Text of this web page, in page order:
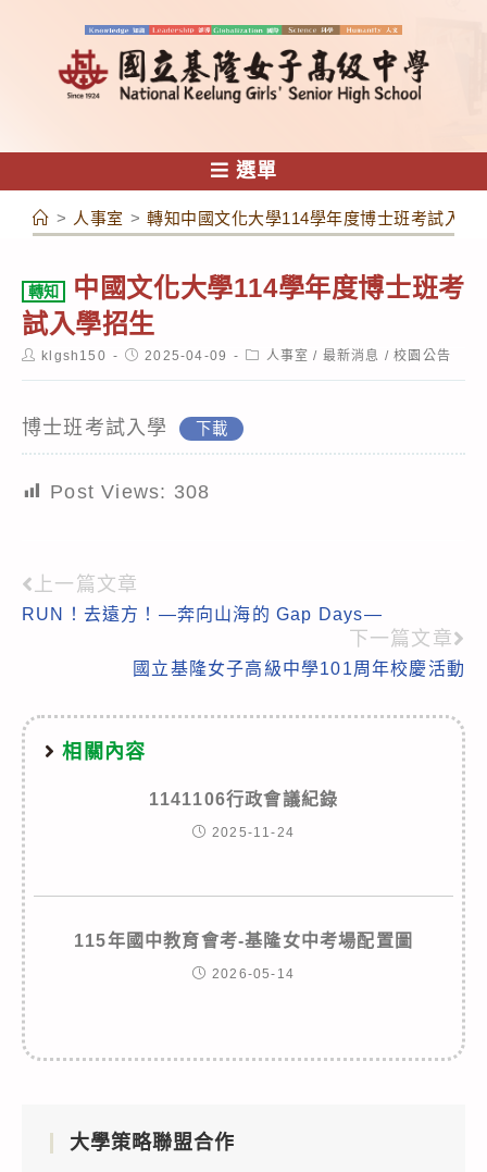
容
選單
> 人事室 > 轉知中國文化大學114學年度博士班考試入學
轉知
中國文化大學114學年度博士班考
試入學招生
Postklgsh150
Post2025-04-09
Post人事室 / 最新消息 / 校園公告
博士班考試入學 下載
Post Views: 308
Read
more
上一篇文章
RUN！去遠方！—奔向山海的 Gap Days—
下一篇文章
國立基隆女子高級中學101周年校慶活動
相關內容
1141106行政會議紀錄
2025-11-24
115年國中教育會考-基隆女中考場配置圖
2026-05-14
大學策略聯盟合作